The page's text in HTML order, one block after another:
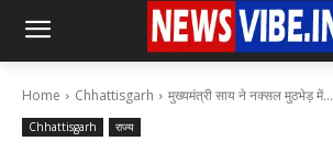
Home Chhattisgarh मुख्यमंत्री साय ने नक्सल मुठभेड़ में...
Chhattisgarh राज्य